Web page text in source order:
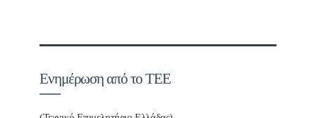
Ενημέρωση από το ΤΕΕ